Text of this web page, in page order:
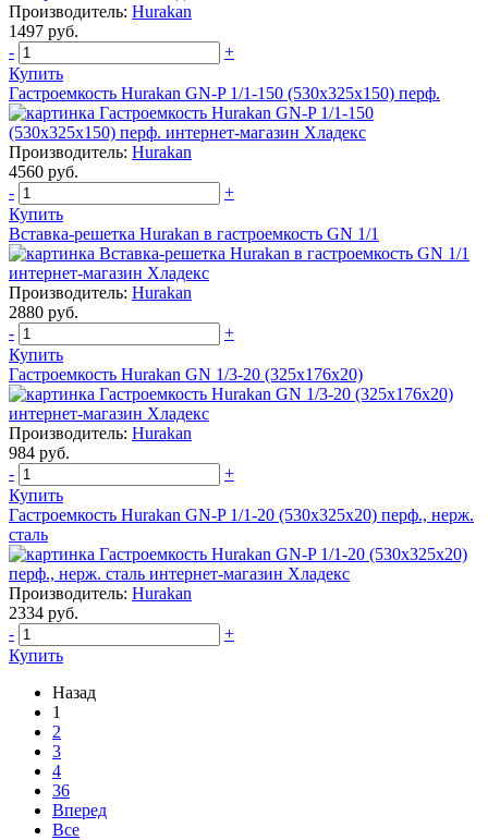
Производитель: Hurakan
1497 руб.
-
+
Купить
Гастроемкость Hurakan GN-P 1/1-150 (530х325х150) перф.
Производитель: Hurakan
4560 руб.
-
+
Купить
Вставка-решетка Hurakan в гастроемкость GN 1/1
Производитель: Hurakan
2880 руб.
-
+
Купить
Гастроемкость Hurakan GN 1/3-20 (325x176x20)
Производитель: Hurakan
984 руб.
-
+
Купить
Гастроемкость Hurakan GN-P 1/1-20 (530x325x20) перф., нерж.
сталь
Производитель: Hurakan
2334 руб.
-
+
Купить
Назад
1
2
3
4
36
Вперед
Все